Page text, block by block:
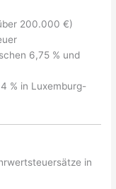
200.000 €)
6,75 % und
% in Luxemburg-
in